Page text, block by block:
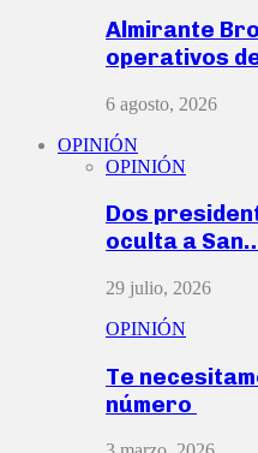
Almirante
operativos
6 agosto, 2026
OPINIÓN
OPINIÓN
Dos
oculta a
29 julio, 2026
OPINIÓN
Te
número